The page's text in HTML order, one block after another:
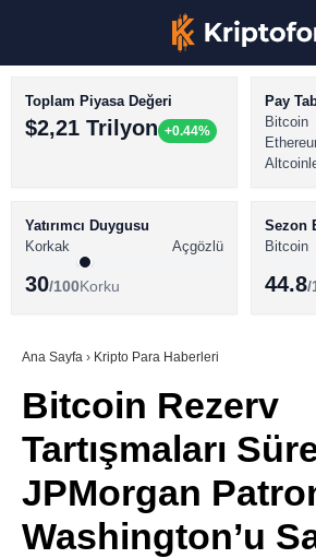
BİTCOİN HABERLERİ
ALTCOİN HABERLERİ
SÖZLÜK
Toplam Piyasa Değeri
$2,21 Trilyon +0.44%
Pay
Bitcoin
Yatırımcı Duygusu
Korkak
Açgözlü
30/100Korku
Sezon
Bitcoin
44.8/
Ana Sayfa › Kripto Para Haberleri
Bitcoin Rezerv
Tartışmaları
JPMorgan
Washington’u